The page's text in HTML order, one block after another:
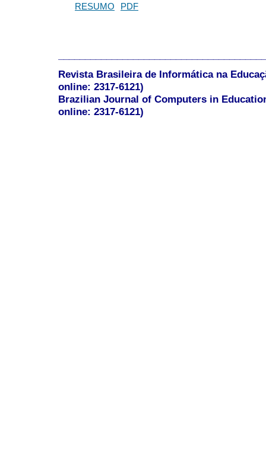
RESUMO PDF
Revista Brasileira de Informática na
online: 2317-6121)
Brazilian Journal of Computers in
online: 2317-6121)